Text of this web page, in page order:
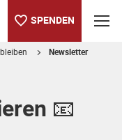
SPENDEN
Newsletter
📧